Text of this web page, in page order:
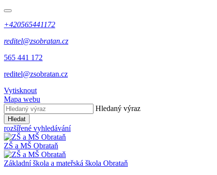
+420565441172
reditel@zsobratan.cz
565 441 172
reditel@zsobratan.cz
Vytisknout
Mapa webu
Hledaný výraz
Hledat
rozšířené vyhledávání
ZŠ a MŠ Obrataň
Základní škola a mateřská škola Obrataň